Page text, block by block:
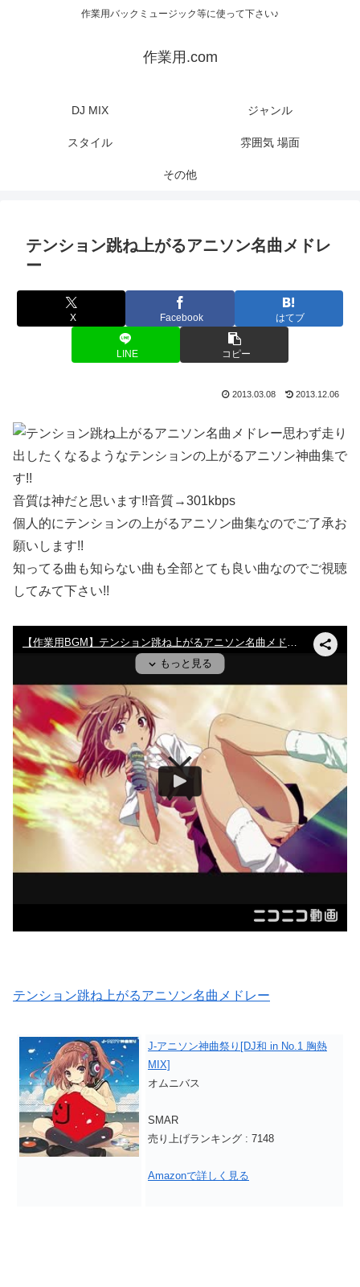
作業用バックミュージック等に使って下さい♪
作業用.com
DJ MIX ジャンル
スタイル 雰囲気 場面
その他
テンション跳ね上がるアニソン名曲メドレ
ー
X Facebook はてブ
LINE コピー
2013.03.08 2013.12.06
思わず走り
出したくなるようなテンションの上がるアニソン神曲集で
す!!
音質は神だと思います!!音質→301kbps
個人的にテンションの上がるアニソン曲集なのでご了承お
願いします!!
知ってる曲も知らない曲も全部とても良い曲なのでご視聴
してみて下さい!!
テンション跳ね上がるアニソン名曲メドレー
J-アニソン神曲祭り[DJ和 in No.1 胸熱
MIX]
オムニバス
SMAR
売り上げランキング : 7148
Amazonで詳しく見る